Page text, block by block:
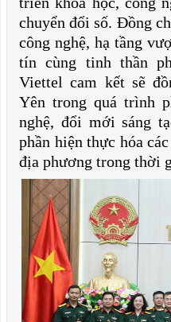
chuyển đổi số. Đồng
công nghệ, hạ tầng
tín cùng tinh thần
Viettel cam kết sẽ
Yên trong quá trình
nghệ, đổi mới sáng
phần hiện thực hóa
địa phương trong thời